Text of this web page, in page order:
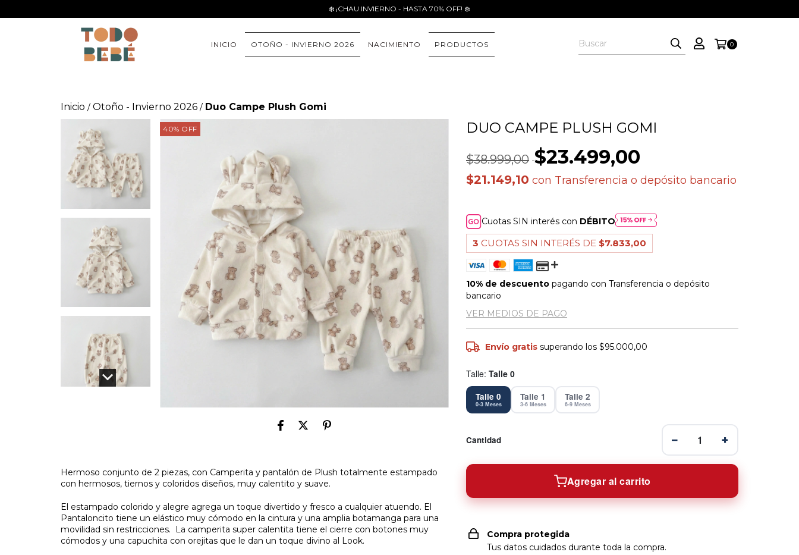
❄️ ¡CHAU INVIERNO - HASTA 70% OFF! ❄️
INICIO OTOÑO - INVIERNO 2026 NACIMIENTO PRODUCTOS 0
Inicio / Otoño - Invierno 2026 / Duo Campe Plush Gomi
40% OFF
Hermoso conjunto de 2 piezas, con Camperita y pantalón de Plush totalmente estampado
con hermosos, tiernos y coloridos diseños, muy calentito y suave.
El estampado colorido y alegre agrega un toque divertido y fresco a cualquier atuendo. El
Pantaloncito tiene un elástico muy cómodo en la cintura y una amplia botamanga para una
movilidad sin restricciones. La camperita super calentita tiene el cierre con botones muy
cómodos y una capuchita con orejitas que le dan un toque divino al Look.
DUO CAMPE PLUSH GOMI
$38.999,00 $23.499,00
$21.149,10 con Transferencia o depósito bancario
Cuotas SIN interés con DÉBITO
3 CUOTAS SIN INTERÉS DE $7.833,00
10% de descuento pagando con Transferencia o depósito
bancario
VER MEDIOS DE PAGO
Envío gratis superando los$95.000,00
Talle:Talle 0
Talle 0
0-3 Meses
Talle 1
3-6 Meses
Talle 2
6-9 Meses
Cantidad − 1 +
Agregar al carrito
CP:
CAMBIAR CP
Medios
de
Compra protegida
Tus datos cuidados durante toda la compra.